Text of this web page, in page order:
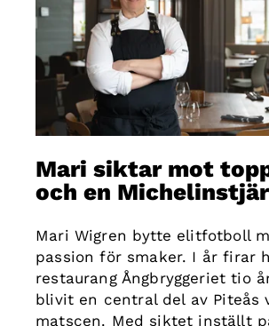
Mari siktar mot
och en
Mari Wigren bytte elitfotboll
passion för smaker. I år firar
restaurang Ångbryggeriet tio
blivit en central del av Piteås
matscen. Med siktet inställt